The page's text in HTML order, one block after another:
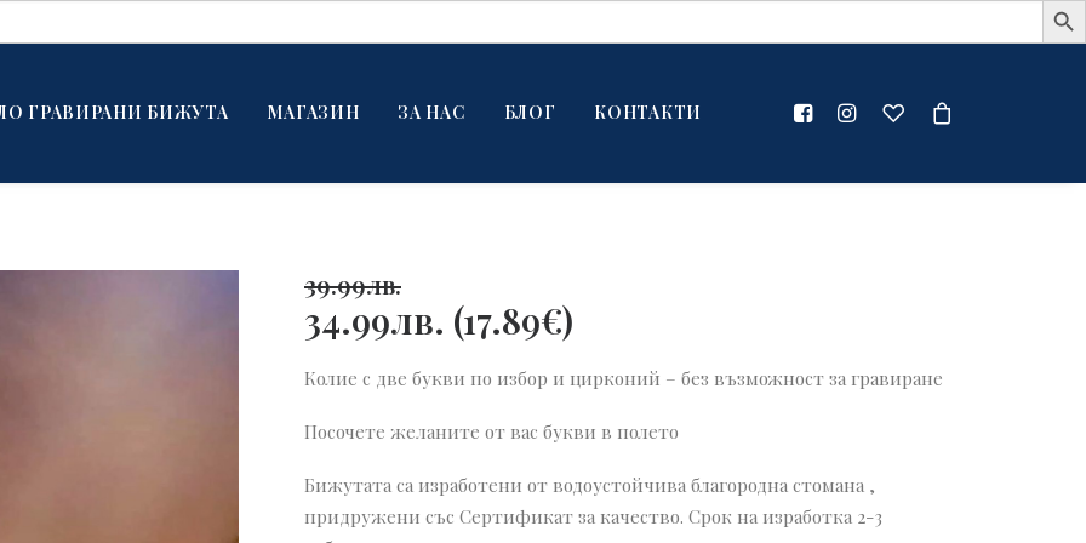
ГРАВИРАНИ БИЖУТА МАГАЗИН ЗА НАС БЛОГ КОНТАКТИ
39.99лв.
34.99лв. (17.89€)
Колие с две букви по избор и цирконий – без възможност за гравиране
Посочете желаните от вас букви в полето
Бижутата са изработени от водоустойчива благородна стомана ,
придружени със Сертификат за качество. Срок на изработка 2-3